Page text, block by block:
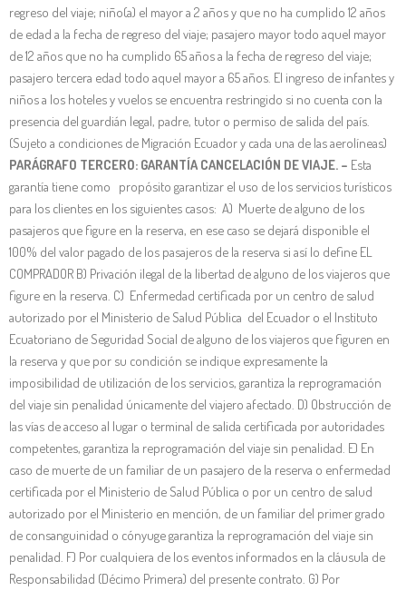
regreso del viaje; niño(a) el mayor a 2 años y que no ha cumplido 12 años
de edad a la fecha de regreso del viaje; pasajero mayor todo aquel mayor
de 12 años que no ha cumplido 65 años a la fecha de regreso del viaje;
pasajero tercera edad todo aquel mayor a 65 años. El ingreso de infantes y
niños a los hoteles y vuelos se encuentra restringido si no cuenta con la
presencia del guardián legal, padre, tutor o permiso de salida del país.
(Sujeto a condiciones de Migración Ecuador y cada una de las aerolíneas)
PARÁGRAFO TERCERO: GARANTÍA CANCELACIÓN DE VIAJE. – Esta
garantía tiene como propósito garantizar el uso de los servicios turísticos
para los clientes en los siguientes casos: A) Muerte de alguno de los
pasajeros que figure en la reserva, en ese caso se dejará disponible el
100% del valor pagado de los pasajeros de la reserva si así lo define EL
COMPRADOR B) Privación ilegal de la libertad de alguno de los viajeros que
figure en la reserva. C) Enfermedad certificada por un centro de salud
autorizado por el Ministerio de Salud Pública del Ecuador o el Instituto
Ecuatoriano de Seguridad Social de alguno de los viajeros que figuren en
la reserva y que por su condición se indique expresamente la
imposibilidad de utilización de los servicios, garantiza la reprogramación
del viaje sin penalidad únicamente del viajero afectado. D) Obstrucción de
las vías de acceso al lugar o terminal de salida certificada por autoridades
competentes, garantiza la reprogramación del viaje sin penalidad. E) En
caso de muerte de un familiar de un pasajero de la reserva o enfermedad
certificada por el Ministerio de Salud Pública o por un centro de salud
autorizado por el Ministerio en mención, de un familiar del primer grado
de consanguinidad o cónyuge garantiza la reprogramación del viaje sin
penalidad. F) Por cualquiera de los eventos informados en la cláusula de
Responsabilidad (Décimo Primera) del presente contrato. G) Por